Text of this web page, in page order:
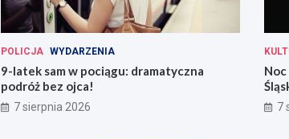
POLICJA WYDARZENIA
9-latek sam w pociągu: dramatyczna
podróż bez ojca!
7 sierpnia 2026 7